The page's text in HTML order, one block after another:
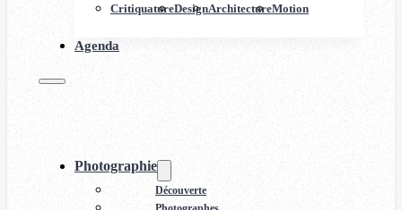
CritiquatureDesignArchitectureMotion
Agenda
Photographie
Découverte